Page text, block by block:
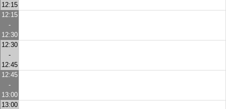
12:15
12:15
-
12:30
12:30
-
12:45
12:45
-
13:00
13:00